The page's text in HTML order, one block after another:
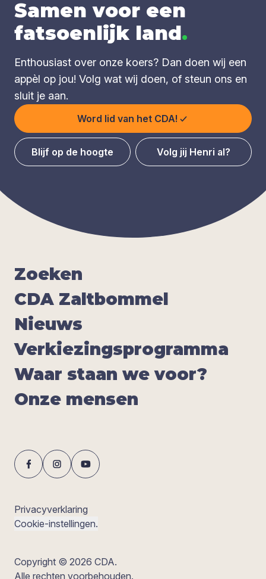
Samen voor een
fatsoenlijk land.
Enthousiast over onze koers? Dan doen wij een
appèl op jou! Volg wat wij doen, of steun ons en
sluit je aan.
Word lid van het CDA!
Blijf op de hoogte Volg jij Henri al?
Zoe­ken
CDA Zalt­bom­mel
Nieuws
Ver­kie­zings­pro­gram­ma
Waar staan we voor?
Onze men­sen
Privacyverklaring
Cookie-instellingen.
Copyright © 2026 CDA.
Alle rechten voorbehouden.